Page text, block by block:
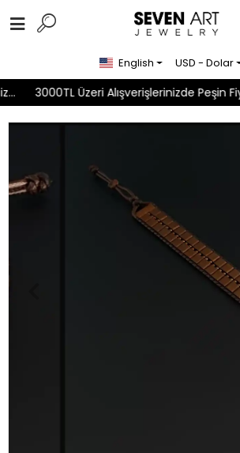
3000TL Üzeri Alışverişlerinizde Peşin
English USD - Dolar